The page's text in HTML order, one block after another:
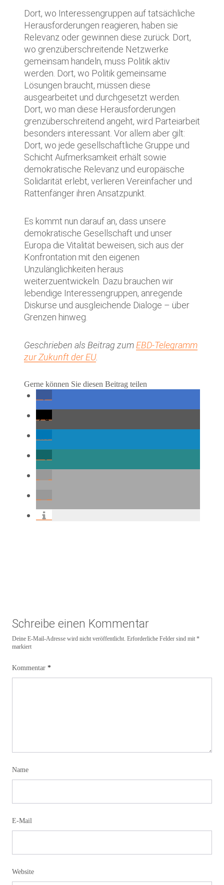
Dort, wo Interessengruppen auf tatsächliche
Herausforderungen reagieren, haben sie
Relevanz oder gewinnen diese zurück. Dort,
wo grenzüberschreitende Netzwerke
gemeinsam handeln, muss Politik aktiv
werden. Dort, wo Politik gemeinsame
Lösungen braucht, müssen diese
ausgearbeitet und durchgesetzt werden.
Dort, wo man diese Herausforderungen
grenzüberschreitend angeht, wird Parteiarbeit
besonders interessant. Vor allem aber gilt:
Dort, wo jede gesellschaftliche Gruppe und
Schicht Aufmerksamkeit erhält sowie
demokratische Relevanz und europäische
Solidarität erlebt, verlieren Vereinfacher und
Rattenfänger ihren Ansatzpunkt.
Es kommt nun darauf an, dass unsere
demokratische Gesellschaft und unser
Europa die Vitalität beweisen, sich aus der
Konfrontation mit den eigenen
Unzulänglichkeiten heraus
weiterzuentwickeln. Dazu brauchen wir
lebendige Interessengruppen, anregende
Diskurse und ausgleichende Dialoge – über
Grenzen hinweg.
Geschrieben als Beitrag zum EBD-Telegramm
zur Zukunft der EU.
Gerne können Sie diesen Beitrag teilen
Schreibe einen Kommentar
Deine E-Mail-Adresse wird nicht veröffentlicht. Erforderliche Felder sind mit *
markiert
Kommentar *
Name
E-Mail
Website